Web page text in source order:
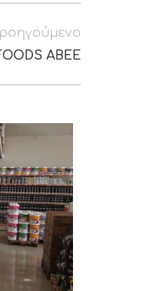
ABEE